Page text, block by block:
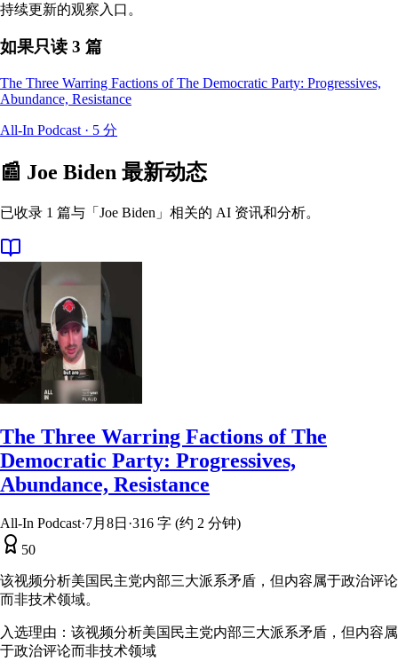
持续更新的观察入口。
如果只读 3 篇
The Three Warring Factions of The Democratic Party: Progressives,
Abundance, Resistance
All-In Podcast · 5 分
📰 Joe Biden 最新动态
已收录 1 篇与「Joe Biden」相关的 AI 资讯和分析。
The Three Warring Factions of The
Democratic Party: Progressives,
Abundance, Resistance
All-In Podcast·7月8日 ·316 字 (约 2 分钟)
50
该视频分析美国民主党内部三大派系矛盾，但内容属于政治评论
而非技术领域。
入选理由： 该视频分析美国民主党内部三大派系矛盾，但内容属
于政治评论而非技术领域